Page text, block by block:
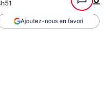
Ajoutez-nous en favori